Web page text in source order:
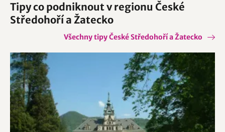
Tipy co podniknout v regionu České
Středohoří a Žatecko
Všechny tipy České Středohoří a Žatecko